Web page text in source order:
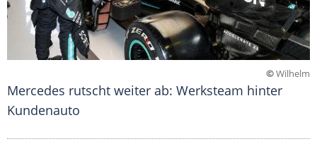
©Wilhelm
Mercedes rutscht weiter ab: Werksteam hinter
Kundenauto